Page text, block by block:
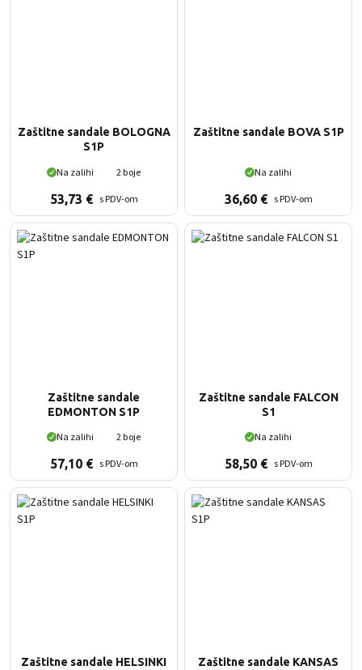
Zaštitne sandale BOLOGNA
S1P
Na zalihi
2 boje
53,73 € s PDV-om
Zaštitne sandale BOVA S1P
Na zalihi
36,60 € s PDV-om
Zaštitne sandale
EDMONTON S1P
Na zalihi
2 boje
57,10 € s PDV-om
Zaštitne sandale FALCON
S1
Na zalihi
58,50 € s PDV-om
Zaštitne sandale HELSINKI
Zaštitne sandale KANSAS